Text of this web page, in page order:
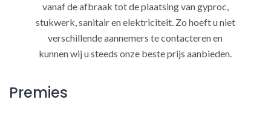
vanaf de afbraak tot de plaatsing van gyproc,
stukwerk, sanitair en elektriciteit. Zo hoeft u niet
verschillende aannemers te contacteren en
kunnen wij u steeds onze beste prijs aanbieden.
Premies